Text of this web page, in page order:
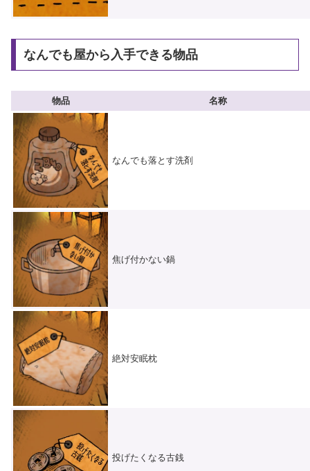
なんでも屋から入手できる物品
物品 名称
なんでも落とす洗剤
焦げ付かない鍋
絶対安眠枕
投げたくなる古銭